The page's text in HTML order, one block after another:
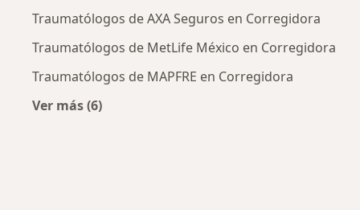
Traumatólogos de AXA Seguros en Corregidora
Traumatólogos de MetLife México en Corregidora
Traumatólogos de MAPFRE en Corregidora
Ver más (6)